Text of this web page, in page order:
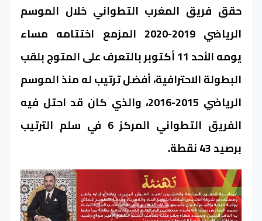
حقق فريق المغرب التطواني خلال الموسم
الرياضي 2019-2020 المزمع اختتامه مساء
يومه الأحد 11 أكتوبر بالتعرف على المتوج بلقب
البطولة الاحترافية، أفضل ترتيب له منذ الموسم
الرياضي 2015-2016، والذي كان قد احتل فيه
الفريق التطواني المركز 6 في سلم الترتيب
برصيد 43 نقطة.